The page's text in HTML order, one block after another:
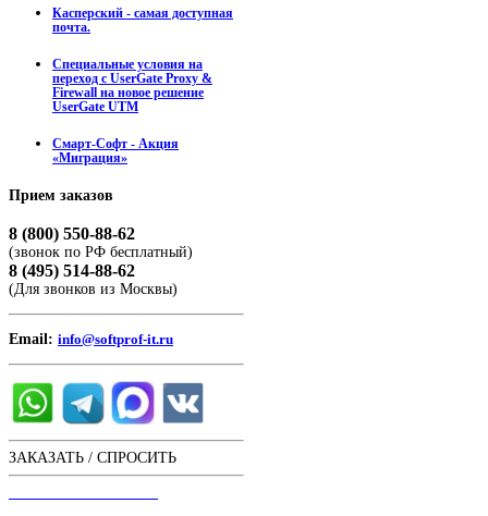
Касперский - самая доступная
почта.
Специальные условия на
переход с UserGate Proxy &
Firewall на новое решение
UserGate UTM
Смарт-Софт - Акция
«Миграция»
Прием заказов
8 (800) 550-88-62
(звонок по РФ бесплатный)
8 (495) 514-88-62
(Для звонков из Москвы)
Email: info@softprof-it.ru
ЗАКАЗАТЬ / СПРОСИТЬ